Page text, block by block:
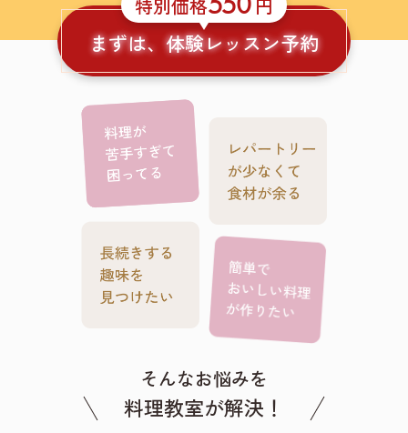
特別価格 円
まずは、体験レッスン予約
そんなお悩みを
料理教室が解決！